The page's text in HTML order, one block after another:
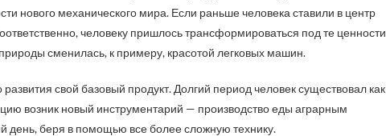
нового механического мира. Если раньше человека ставили в центр
человеку пришлось трансформироваться под те
сменилась, к примеру, красотой легковых машин.
свой базовый продукт. Долгий период человек существовал как
возник новый инструментарий — производство еды аграрным
день, беря в помощью все более сложную технику.